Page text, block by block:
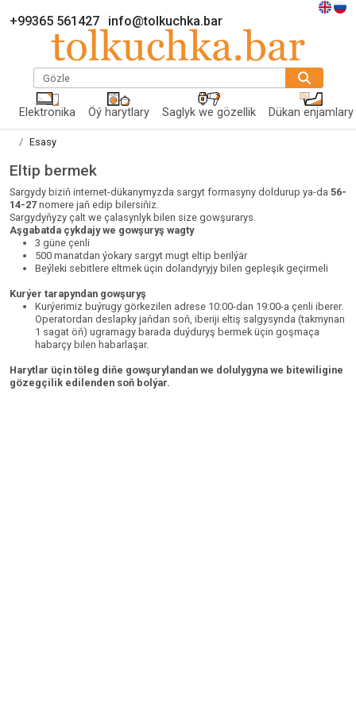
+99365 561427 info@tolkuchka.bar
Gözle
Elektronika Öý harytlary Saglyk we gözellik Dükan enjamlary
Esasy
Eltip bermek
Sargydy biziň internet-dükanymyzda sargyt formasyny doldurup ya-da 56-
14-27 nomere jaň edip bilersiňiz.
Sargydyňyzy çalt we çalasynlyk bilen size gowşurarys.
Aşgabatda çykdajy we gowşuryş wagty
3 güne çenli
500 manatdan ýokary sargyt mugt eltip berilýär
Beýleki sebitlere eltmek üçin dolandyryjy bilen gepleşik geçirmeli
Kurýer tarapyndan gowşuryş
Kurýerimiz buýrugy görkezilen adrese 10:00-dan 19:00-a çenli iberer.
Operatordan deslapky jaňdan soň, iberiji eltiş salgysynda (takmynan
1 sagat öň) ugramagy barada duýduryş bermek üçin goşmaça
habarçy bilen habarlaşar.
Harytlar üçin töleg diňe gowşurylandan we dolulygyna we bitewiligine
gözegçilik edilenden soň bolýar.